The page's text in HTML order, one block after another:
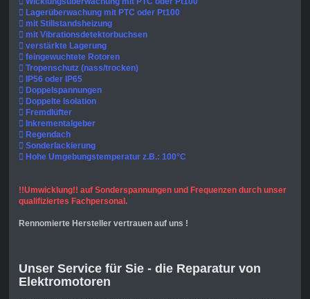
 Lagerüberwachung mit PTC oder Pt100
 mit Stillstandsheizung
 mit Vibrationsdetektorbuchsen
 verstärkte Lagerung
 feingewuchtete Rotoren
 Tropenschutz (nass/trocken)
 IP56 oder IP65
 Doppelspannungen
 Doppelte Isolation
 Fremdlüfter
 Inkrementalgeber
 Regendach
 Sonderlackierung
 Hohe Umgebungstemperatur z.B.: 100°C
!!Umwicklung!! auf Sonderspannungen und Frequenzen durch unser
qualifiziertes Fachpersonal.
Rennomierte Hersteller vertrauen auf uns !
Unser Service für Sie - die Reparatur von
Elektromotoren